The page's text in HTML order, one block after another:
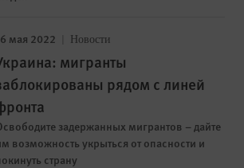
мая 2022 Новости
мигранты
рядом с линей
задержанных мигрантов – дайте
возможность укрыться от опасности и
страну